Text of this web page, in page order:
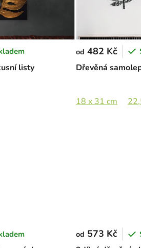
listy Dřevěná
od 482 Kč
18 x 31 cm
od 573 Kč